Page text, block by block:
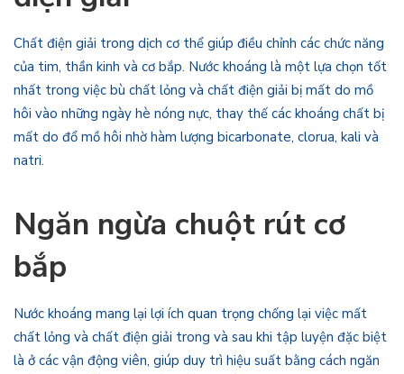
Chất điện giải trong dịch cơ thể giúp điều chỉnh các chức năng
của tim, thần kinh và cơ bắp. Nước khoáng là một lựa chọn tốt
nhất trong việc bù chất lỏng và chất điện giải bị mất do mồ
hôi vào những ngày hè nóng nực, thay thế các khoáng chất bị
mất do đổ mồ hôi nhờ hàm lượng bicarbonate, clorua, kali và
natri.
Ngăn ngừa chuột rút cơ
bắp
Nước khoáng mang lại lợi ích quan trọng chống lại việc mất
chất lỏng và chất điện giải trong và sau khi tập luyện đặc biệt
là ở các vận động viên, giúp duy trì hiệu suất bằng cách ngăn